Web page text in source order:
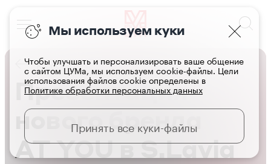
К событиям
Презентация
нового бренда
AT YOU в S.Lavia
Мы используем куки
Чтобы улучшать и персонализировать ваше общение
с сайтом ЦУМа, мы используем cookie-файлы. Цели
использования файлов cookie определены в
Политике обработки персональных данных
Принять все куки-файлы